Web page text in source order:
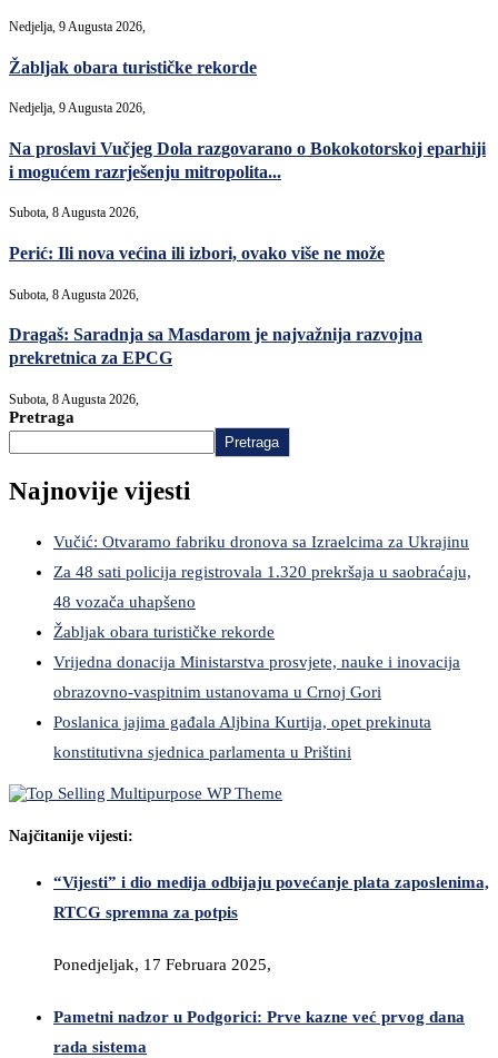
Nedjelja, 9 Augusta 2026,
Žabljak obara turističke rekorde
Nedjelja, 9 Augusta 2026,
Na proslavi Vučjeg Dola razgovarano o Bokokotorskoj eparhiji
i mogućem razrješenju mitropolita...
Subota, 8 Augusta 2026,
Perić: Ili nova većina ili izbori, ovako više ne može
Subota, 8 Augusta 2026,
Dragaš: Saradnja sa Masdarom je najvažnija razvojna
prekretnica za EPCG
Subota, 8 Augusta 2026,
Pretraga
Pretraga
Najnovije vijesti
Vučić: Otvaramo fabriku dronova sa Izraelcima za Ukrajinu
Za 48 sati policija registrovala 1.320 prekršaja u saobraćaju,
48 vozača uhapšeno
Žabljak obara turističke rekorde
Vrijedna donacija Ministarstva prosvjete, nauke i inovacija
obrazovno-vaspitnim ustanovama u Crnoj Gori
Poslanica jajima gađala Aljbina Kurtija, opet prekinuta
konstitutivna sjednica parlamenta u Prištini
Najčitanije vijesti:
“Vijesti” i dio medija odbijaju povećanje plata zaposlenima,
RTCG spremna za potpis
Ponedjeljak, 17 Februara 2025,
Pametni nadzor u Podgorici: Prve kazne već prvog dana
rada sistema